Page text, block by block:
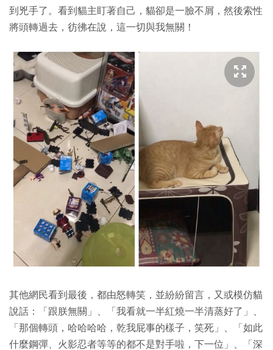
到兇手了。看到貓主盯著自己，貓卻是一臉不屑，然後索性
將頭轉過去，彷彿在說，這一切與我無關！
其他網民看到最後，都由怒轉笑，並紛紛留言，又或模仿貓
說話：「跟朕無關」、「我看就一半紅燒一半清蒸好了」、
「那個轉頭，哈哈哈哈，乾我屁事的樣子，笑死」、「如此
什麼鋼彈、火影忍者等等的都不是對手啦，下一位」、「深